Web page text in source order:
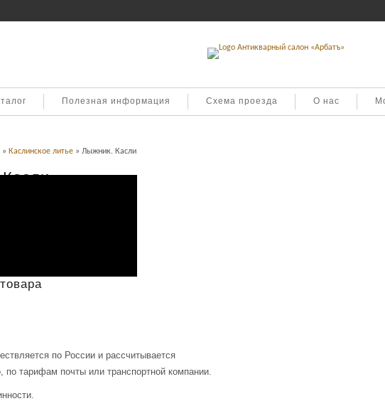
Полезная информация Схема проезда О нас
» Каслинское литье » Лыжник. Касли
по России и рассчитывается
по тарифам почты или транспортной компании.